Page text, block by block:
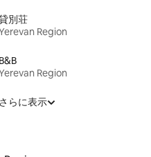
別荘
Region
B&B
Region
さらに表示